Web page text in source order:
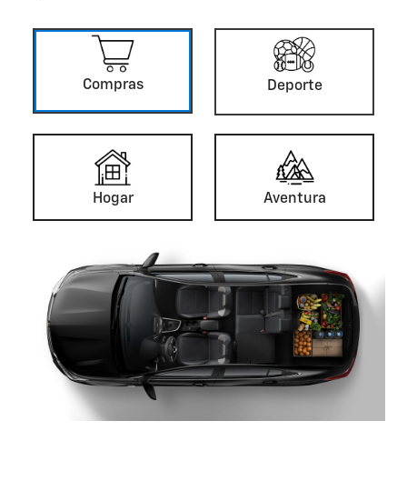
Compras Deporte
Hogar Aventura